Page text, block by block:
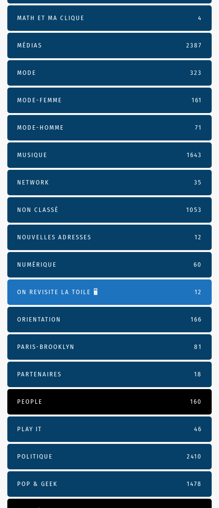
MATH ET MA CLIQUE 4
MÉDIAS 2387
MODE 323
MODE-FEMME 161
MODE-HOMME 71
MUSIQUE 1643
NETWORK 35
NON CLASSÉ 1053
NOUVELLES ADRESSES 12
NUMÉRIQUE 60
ON REVISITE LA TOILE 🖥️ 12
ORIENTATION 166
PARIS-BROOKLYN 81
PARTENAIRES 18
PEOPLE 160
PLAY IT 46
POLITIQUE 2410
POP & GEEK 1478